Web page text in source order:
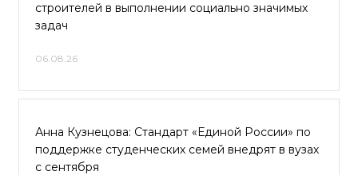
строителей в выполнении социально значимых
задач
06.08.26
Анна Кузнецова: Стандарт «Единой России» по
поддержке студенческих семей внедрят в вузах
с сентября